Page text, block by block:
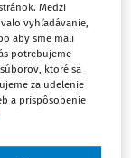
je
Medzi
vyhľadávanie,
aby sme mali
potrebujeme
ktoré sa
za udelenie
a prispôsobenie